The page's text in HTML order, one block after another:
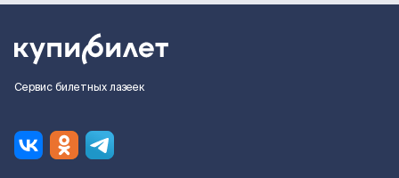
Сервис билетных лазеек